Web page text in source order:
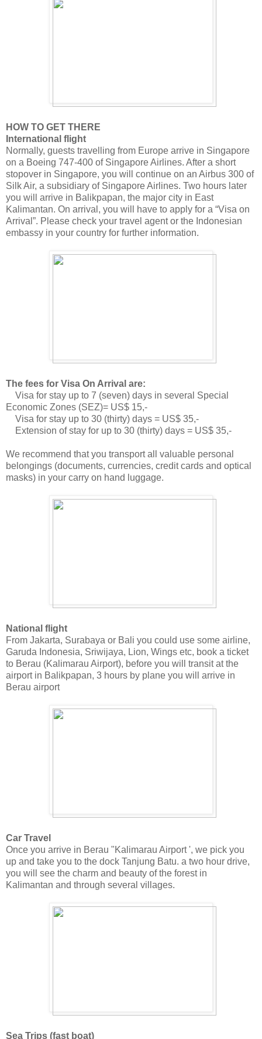
HOW TO GET THERE
International flight
Normally, guests travelling from Europe arrive in Singapore
on a Boeing 747-400 of Singapore Airlines. After a short
stopover in Singapore, you will continue on an Airbus 300 of
Silk Air, a subsidiary of Singapore Airlines. Two hours later
you will arrive in Balikpapan, the major city in East
Kalimantan. On arrival, you will have to apply for a “Visa on
Arrival”. Please check your travel agent or the Indonesian
embassy in your country for further information.
The fees for Visa On Arrival are:
Visa for stay up to 7 (seven) days in several Special
Economic Zones (SEZ)= US$ 15,-
Visa for stay up to 30 (thirty) days = US$ 35,-
Extension of stay for up to 30 (thirty) days = US$ 35,-
We recommend that you transport all valuable personal
belongings (documents, currencies, credit cards and optical
masks) in your carry on hand luggage.
National flight
From Jakarta, Surabaya or Bali you could use some airline,
Garuda Indonesia, Sriwijaya, Lion, Wings etc, book a ticket
to Berau (Kalimarau Airport), before you will transit at the
airport in Balikpapan, 3 hours by plane you will arrive in
Berau airport
Car Travel
Once you arrive in Berau "Kalimarau Airport ', we pick you
up and take you to the dock Tanjung Batu. a two hour drive,
you will see the charm and beauty of the forest in
Kalimantan and through several villages.
Sea Trips (fast boat)